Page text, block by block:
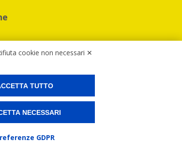
tuoi pacchi.
cookie non necessari ✕
TUTTO
NECESSARI
GDPR